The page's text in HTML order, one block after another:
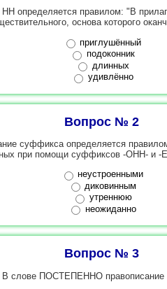
НН определяется правилом: "В
основа которого
приглушённый
подоконник
длинных
удивлённо
Вопрос № 2
суффикса определяется
при помощи суффиксов -ОНН- и
неустроенными
диковинным
утреннюю
неожиданно
Вопрос № 3
слове ПОСТЕПЕННО правописание